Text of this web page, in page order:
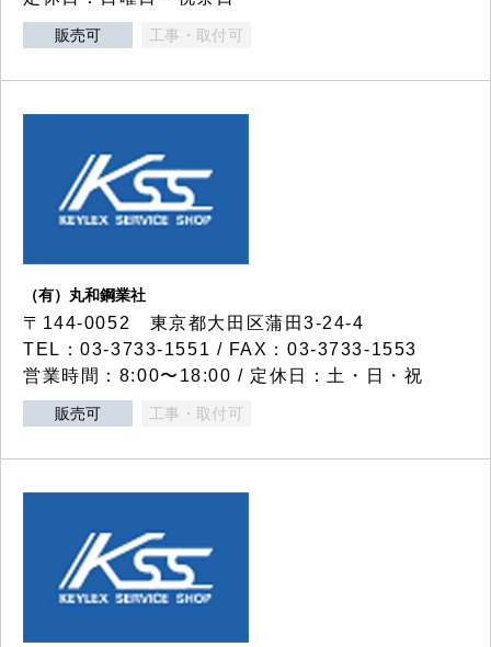
販売可 工事・取付可
（有）丸和鋼業社
〒144-0052 東京都大田区蒲田3-24-4
TEL：03-3733-1551 / FAX：03-3733-1553
営業時間：8:00〜18:00 / 定休日：土・日・祝
販売可 工事・取付可